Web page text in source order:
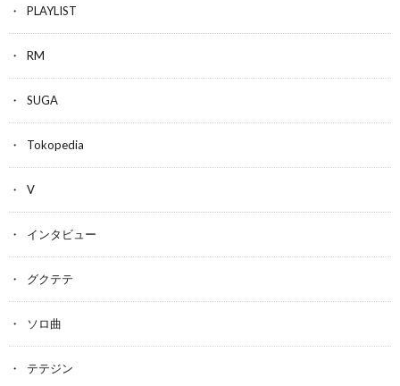
PLAYLIST
RM
SUGA
Tokopedia
V
インタビュー
グクテテ
ソロ曲
テテジン